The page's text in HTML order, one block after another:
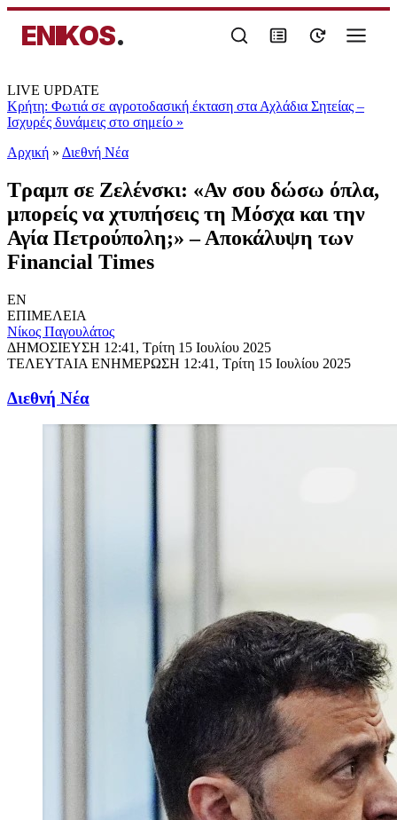
ENIKOS.
LIVE UPDATE
Κρήτη: Φωτιά σε αγροτοδασική έκταση στα Αχλάδια Σητείας –
Ισχυρές δυνάμεις στο σημείο »
Αρχική » Διεθνή Νέα
Τραμπ σε Ζελένσκι: «Αν σου δώσω όπλα,
μπορείς να χτυπήσεις τη Μόσχα και την
Αγία Πετρούπολη;» – Αποκάλυψη των
Financial Times
EN
ΕΠΙΜΕΛΕΙΑ
Νίκος Παγουλάτος
ΔΗΜΟΣΙΕΥΣΗ 12:41, Τρίτη 15 Ιουλίου 2025
ΤΕΛΕΥΤΑΙΑ ΕΝΗΜΕΡΩΣΗ 12:41, Τρίτη 15 Ιουλίου 2025
Διεθνή Νέα